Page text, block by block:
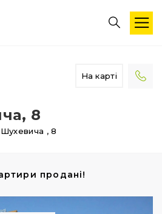
На карті
8
, 8
продані!